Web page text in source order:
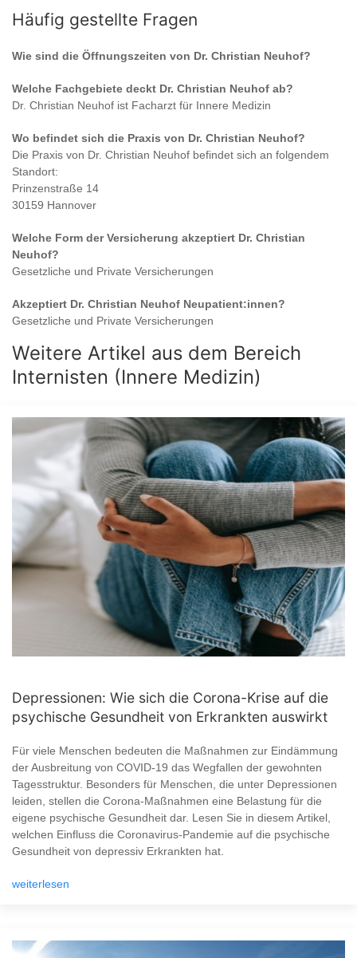
Häufig gestellte Fragen
Wie sind die Öffnungszeiten von Dr. Christian Neuhof?
Welche Fachgebiete deckt Dr. Christian Neuhof ab?
Dr. Christian Neuhof ist Facharzt für Innere Medizin
Wo befindet sich die Praxis von Dr. Christian Neuhof?
Die Praxis von Dr. Christian Neuhof befindet sich an folgendem
Standort:
Prinzenstraße 14
30159 Hannover
Welche Form der Versicherung akzeptiert Dr. Christian
Neuhof?
Gesetzliche und Private Versicherungen
Akzeptiert Dr. Christian Neuhof Neupatient:innen?
Gesetzliche und Private Versicherungen
Weitere Artikel aus dem Bereich
Internisten (Innere Medizin)
Depressionen: Wie sich die Corona-Krise auf die
psychische Gesundheit von Erkrankten auswirkt
Für viele Menschen bedeuten die Maßnahmen zur Eindämmung
der Ausbreitung von COVID-19 das Wegfallen der gewohnten
Tagesstruktur. Besonders für Menschen, die unter Depressionen
leiden, stellen die Corona-Maßnahmen eine Belastung für die
eigene psychische Gesundheit dar. Lesen Sie in diesem Artikel,
welchen Einfluss die Coronavirus-Pandemie auf die psychische
Gesundheit von depressiv Erkrankten hat.
weiterlesen